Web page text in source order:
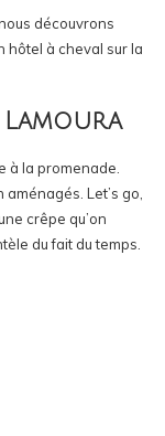
découvrons
hôtel à cheval sur la
à la promenade.
Let’s go,
crêpe qu’on
du fait du temps.